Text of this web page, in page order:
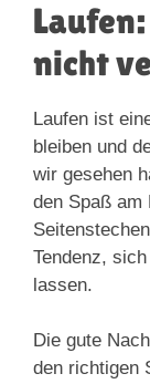
nicht
Laufen ist
bleiben und
wir gesehen
den Spaß am
Tendenz,
lassen.
Die gute
den richtigen